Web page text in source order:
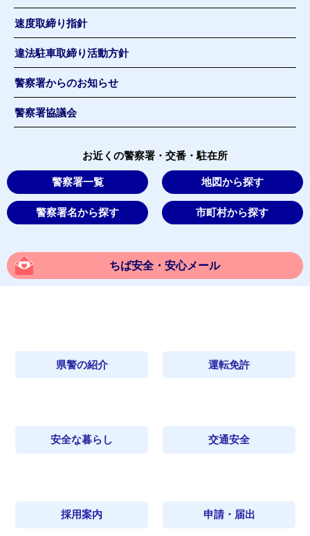
速度取締り指針
違法駐車取締り活動方針
警察署からのお知らせ
警察署協議会
お近くの警察署・交番・駐在所
警察署一覧 地図から探す
警察署名から探す 市町村から探す
ちば安全・安心メール
県警の紹介 運転免許
安全な暮らし 交通安全
採用案内 申請・届出